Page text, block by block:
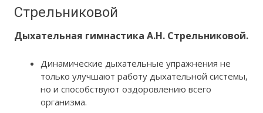
Стрельниковой
Дыхательная гимнастика А.Н. Стрельниковой.
Динамические дыхательные упражнения не
только улучшают работу дыхательной системы,
но и способствуют оздоровлению всего
организма.